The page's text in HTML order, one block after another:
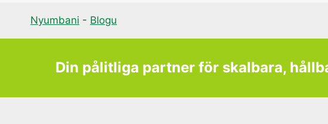
Nyumbani - Blogu
Din pålitliga partner för skalbara,